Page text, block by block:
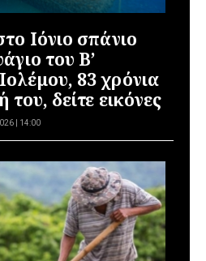
Ιόνιο σπάνιο
του Β’
83 χρόνια
του, δείτε εικόνες
| 14:00